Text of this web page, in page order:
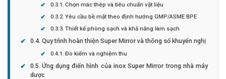
Chọn mác thép và tiêu chuẩn vật liệu
Yêu cầu bề mặt theo định hướng GMP/ASME BPE
Thiết kế phòng sạch và khả năng làm sạch
Quy trình hoàn thiện Super Mirror và thông số khuyến nghị
Đo kiểm và nghiệm thu
Ứng dụng điển hình của inox Super Mirror trong nhà máy
dược